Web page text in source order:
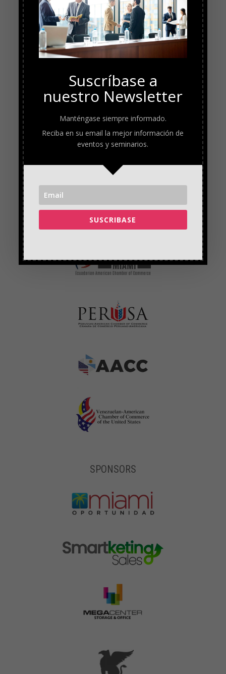
SPONSORS
Suscríbase a
nuestro Newsletter
Manténgase siempre informado.
Reciba en su email la mejor información de
eventos y seminarios.
SUSCRIBASE